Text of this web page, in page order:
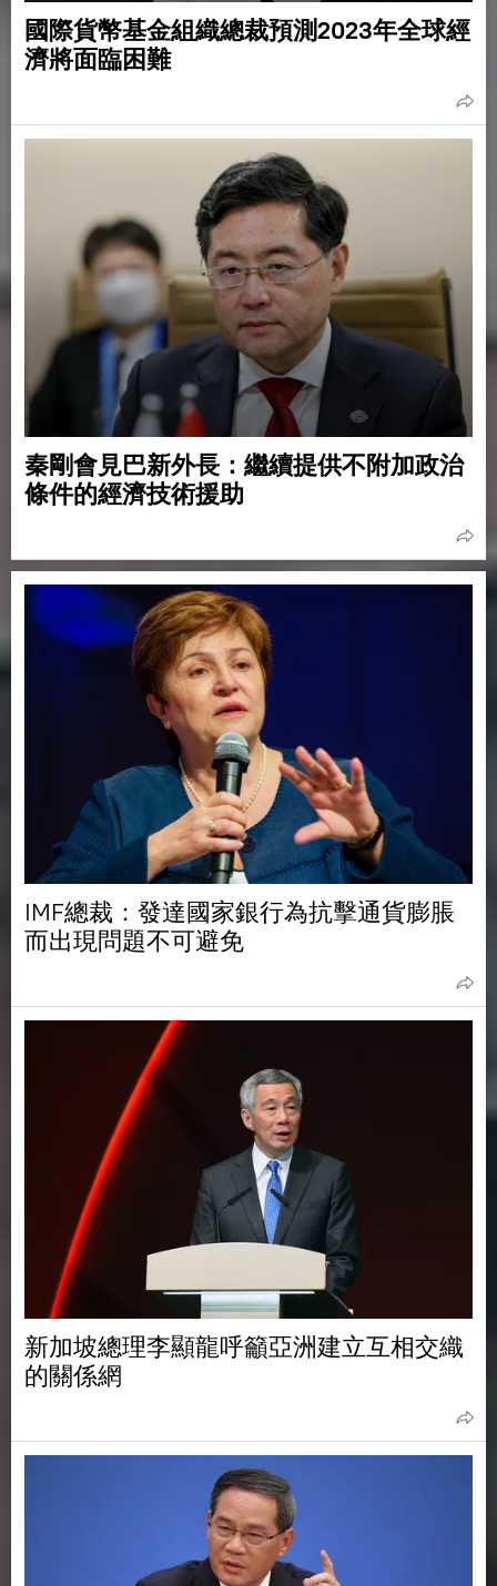
國際貨幣基金組織總裁預測2023年全球經
濟將面臨困難
秦剛會見巴新外長：繼續提供不附加政治
條件的經濟技術援助
IMF總裁：發達國家銀行為抗擊通貨膨脹
而出現問題不可避免
新加坡總理李顯龍呼籲亞洲建立互相交織
的關係網